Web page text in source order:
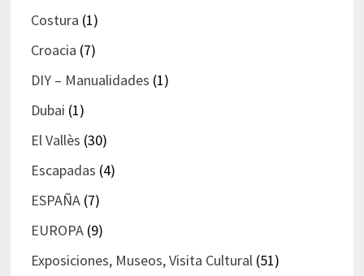
Costura (1)
Croacia (7)
DIY – Manualidades (1)
Dubai (1)
El Vallès (30)
Escapadas (4)
ESPAÑA(7)
EUROPA(9)
Exposiciones, Museos, Visita Cultural(51)